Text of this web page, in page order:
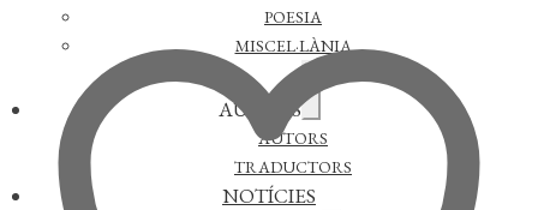
POESIA
MISCEL·LÀNIA
AUTORS Expandeix
el
menú
secundari
AUTORS
TRADUCTORS
NOTÍCIES